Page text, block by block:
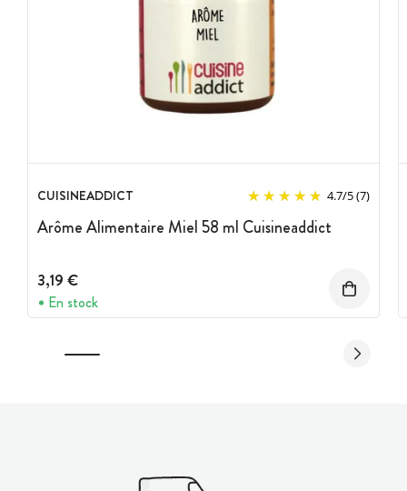
CUISINEADDICT 4.7/5(7)
Arôme Alimentaire Miel 58 ml Cuisineaddict
3,19 €
En stock